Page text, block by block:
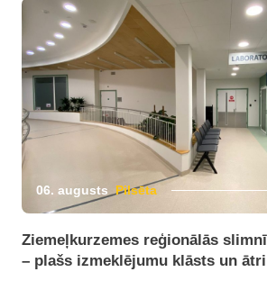
06. augusts Pilsēta
Ziemeļkurzemes reģionālās
– plašs izmeklējumu klāsts un